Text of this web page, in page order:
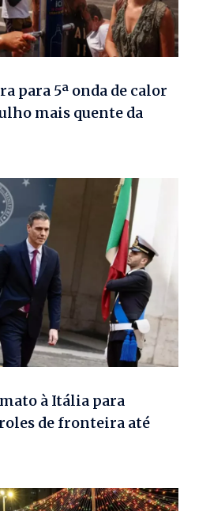
para 5ª onda de calor
mais quente da
à Itália para
de fronteira até